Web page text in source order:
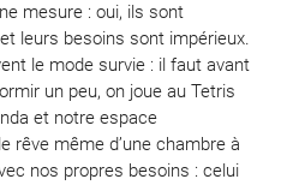
mesure : oui, ils sont
leurs besoins sont impérieux.
le mode survie : il faut avant
un peu, on joue au Tetris
et notre espace
rêve même d’une chambre à
nos propres besoins : celui